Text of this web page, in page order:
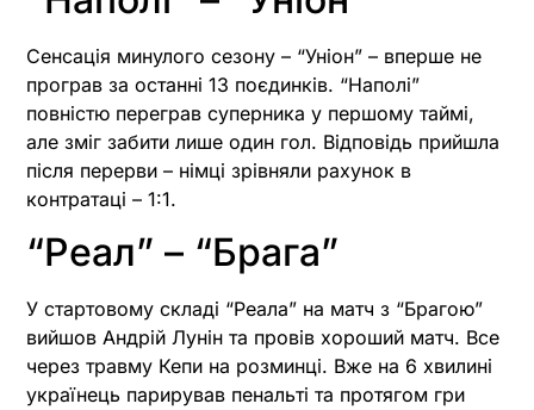
Сенсація минулого сезону – “Уніон” – вперше не
програв за останні 13 поєдинків. “Наполі”
повністю переграв суперника у першому таймі,
але зміг забити лише один гол. Відповідь прийшла
після перерви – німці зрівняли рахунок в
контратаці – 1:1.
“Реал” – “Брага”
У стартовому складі “Реала” на матч з “Брагою”
вийшов Андрій Лунін та провів хороший матч. Все
через травму Кепи на розминці. Вже на 6 хвилині
українець парирував пенальті та протягом гри